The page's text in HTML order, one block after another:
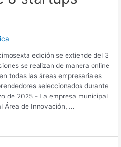
edición se extiende del 3
se realizan de manera online
todas las áreas empresariales
seleccionados durante
de 2025.- La empresa municipal
Área de Innovación, …